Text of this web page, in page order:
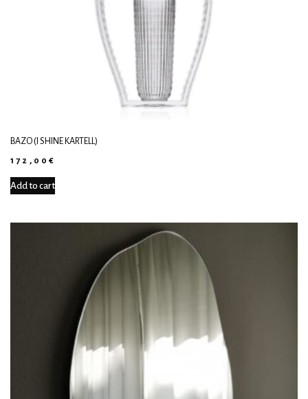
ΒΆΖΟ (I SHINE KARTELL)
172,00€
Add to cart